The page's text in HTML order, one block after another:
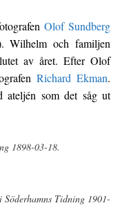
Olof Sundberg
Wilhelm och familjen
av året. Efter Olof
Richard Ekman.
ateljén som det såg ut
1898-03-18.
Tidning 1901-